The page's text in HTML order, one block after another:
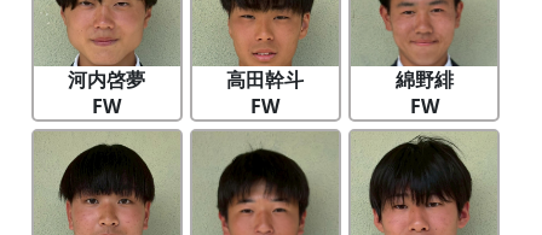
河内啓夢
FW
高田幹斗
FW
綿野緋
FW